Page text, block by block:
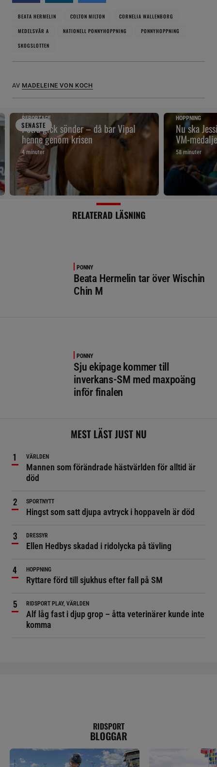
BEATA HERMELIN COLTON MILTON
CORNELIA WALLENBORG
MEDELSVÅR A
NATIONELL PONNYHOPPNING
PONNYHOPPNING
SKOGSLOTTEN
AV MADELEINE VON KOCH
SENASTE
REPORTAGE
Petra gick sönder – då bar Vipal
henne genom krisen
4 minuter
HOPPNING
Nu ska
VM-
58 minuter
RELATERAD LÄSNING
PONNY
Beata Hermelin tar över Wischin
Chin M
PONNY
Sju ekipage kommer till
inverkans-SM med maxpoäng
inför finalen
MEST LÄST JUST NU
VÄRLDEN
Mannen som förändrade hästvärlden för alltid är
död
SPORTNYTT
Hingst som satt djupa avtryck i hoppaveln är död
DRESSYR
Ellen Hedbys skadad i ridolycka på tävling
HOPPNING
Ryttare förd till sjukhus efter fall på SM
RIDSPORT PLAY, VÄRLDEN
Alf låg fast i djup grop – åtta veterinärer kunde inte
komma
RIDSPORT
BLOGGAR